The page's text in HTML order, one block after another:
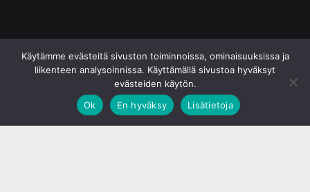
Käytämme evästeitä sivuston toiminnoissa, ominaisuuksissa ja
liikenteen analysoinnissa. Käyttämällä sivustoa hyväksyt
evästeiden käytön.
Ok
En hyväksy Lisätietoja